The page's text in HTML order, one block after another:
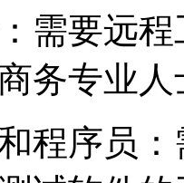
要远程
务专业人
序员：